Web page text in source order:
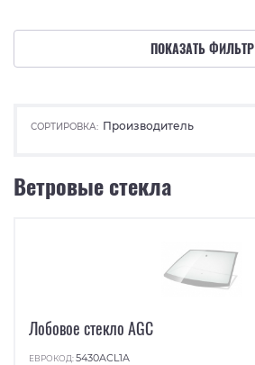
ПОКАЗАТЬ ФИЛЬТР
СОРТИРОВКА: Производитель
Ветровые стекла
Лобовое стекло AGC
ЕВРОКОД:5430ACL1A